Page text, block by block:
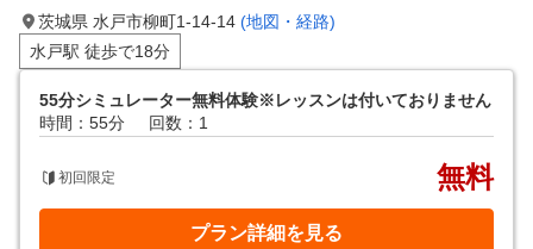
茨城県 水戸市柳町1-14-14 (地図・経路)
水戸駅 徒歩で18分
55分シミュレーター無料体験※レッスンは付いておりません
時間：55分
回数：1
初回限定 無料
プラン詳細を見る